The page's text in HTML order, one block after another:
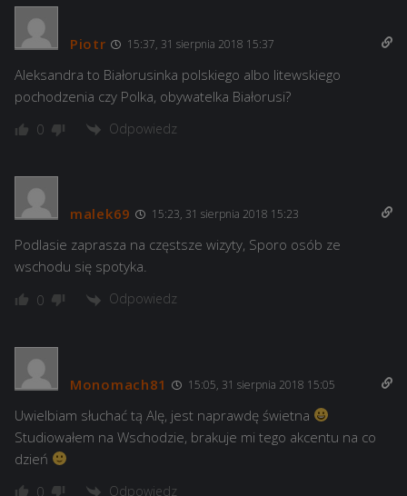
Piotr 15:37, 31 sierpnia 2018 15:37
Aleksandra to Białorusinka polskiego albo litewskiego
pochodzenia czy Polka, obywatelka Białorusi?
0 Odpowiedz
malek69 15:23, 31 sierpnia 2018 15:23
Podlasie zaprasza na częstsze wizyty, Sporo osób ze
wschodu się spotyka.
0 Odpowiedz
Monomach81 15:05, 31 sierpnia 2018 15:05
Uwielbiam słuchać tą Alę, jest naprawdę świetna
Studiowałem na Wschodzie, brakuje mi tego akcentu na co
dzień
0 Odpowiedz